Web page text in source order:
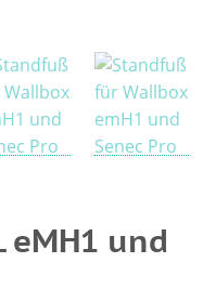
eMH1 und